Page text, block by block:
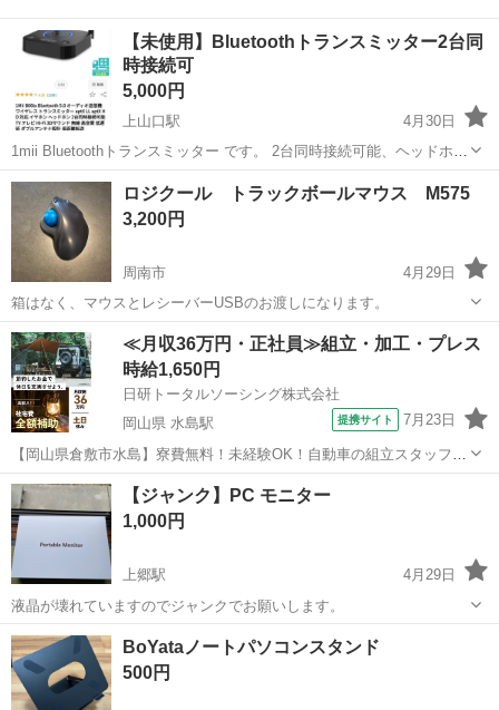
【未使用】Bluetoothトランスミッター2台同
時接続可
5,000円
上山口駅
4月30日
1mii Bluetoothトランスミッター です。 2台同時接続可能、ヘッドホン
等2台同時に聴くことができます。 ■使用用途 1Mii B06tx Bluetoothト
ランスミッター（送信機)をテレビやパソコンに接続...
山口 山口市 上山口駅 周辺機器 Bluetooth
ロジクール トラックボールマウス M575
3,200円
周南市
4月29日
箱はなく、マウスとレシーバーUSBのお渡しになります。
山口 周南市 周辺機器 トラックボール
≪月収36万円・正社員≫組立・加工・プレス
時給1,650円
日研トータルソーシング株式会社
岡山県 水島駅
提携サイト 7月23日
【岡山県倉敷市水島】寮費無料！未経験OK！自動車の組立スタッフ
《お仕事No.NS0089》 お仕事について 車の組立作業です。専用レール
に乗って流れてくる車の骨組みに、車内外の各部品・ハンドル・足回
り・ドア・シートなどの各...
岡山 倉敷市 その他
【ジャンク】PC モニター
1,000円
上郷駅
4月29日
液晶が壊れていますのでジャンクでお願いします。
山口 山口市 周辺機器 ジャンク
BoYataノートパソコンスタンド
500円